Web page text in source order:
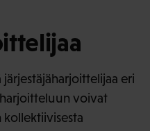
eri
voivat
kollektiivisesta